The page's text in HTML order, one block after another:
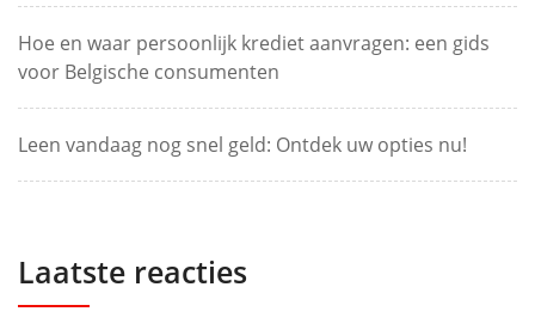
Hoe en waar persoonlijk krediet aanvragen: een gids
voor Belgische consumenten
Leen vandaag nog snel geld: Ontdek uw opties nu!
Laatste reacties